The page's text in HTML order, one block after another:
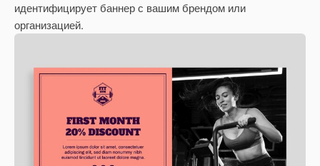
идентифицирует баннер с вашим брендом или
организацией.